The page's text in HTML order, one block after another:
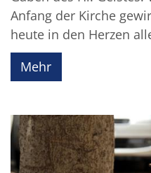
Anfang der Kirche
heute in den Herzen
Mehr